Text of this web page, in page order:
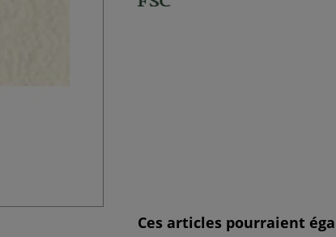
Ces articles pourraient